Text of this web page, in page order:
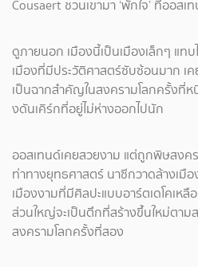
Cousaert ชวนเขามา ‘พักใจ’ ที่ออสเ
ดูภายนอก เมืองนี้เป็นเมืองเล็กๆ แทบ
เมืองที่มีประวัติศาสตร์ซับซ้อนมาก
เป็นฉากสำคัญในสงครามโลกครั้งที่ห
งดันเคิร์กที่อยู่ไม่ห่างออกไปนัก
ออสเทนด์เคยสวยงาม แต่ถูกพิษสงคร
ท่าทางยุทธศาสตร์ นาซีกวาดล้างเมื
เมืองงามที่มีศิลปะแบบอาร์ตเดโคเห
ส่วนใหญ่จะเป็นตึกที่สร้างขึ้นใหม่ตา
สงครามโลกครั้งที่สอง